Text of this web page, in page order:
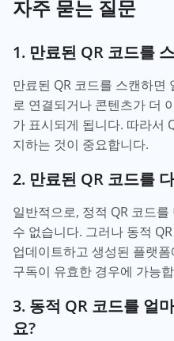
자주 묻는 질문
1. 만료된 QR 코드를
만료된 QR 코드를 스캔하면
로 연결되거나 콘텐츠가 더
가 표시되게 됩니다. 따라서
지하는 것이 중요합니다.
2. 만료된 QR 코드를
일반적으로, 정적 QR 코드
수 없습니다. 그러나 동적
업데이트하고 생성된 플랫
구독이 유효한 경우에 가능
3. 동적 QR 코드를 얼
요?